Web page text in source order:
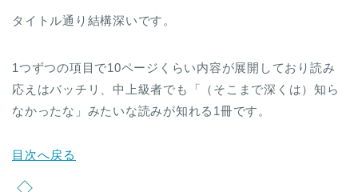
タイトル通り結構深いです。
1つずつの項目で10ページくらい内容が展開しており読み
応えはバッチリ、中上級者でも「（そこまで深くは）知ら
なかったな」みたいな読みが知れる1冊です。
目次へ戻る